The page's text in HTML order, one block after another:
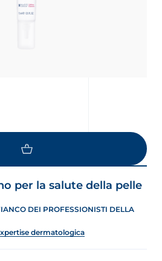
per la salute della pelle
DEI PROFESSIONISTI DELLA
dermatologica